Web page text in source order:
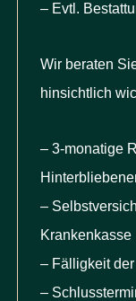
– Evtl.
Wir beraten
hinsichtlich
– 3-monatige
–
Krankenkasse
– Fälligkeit
–